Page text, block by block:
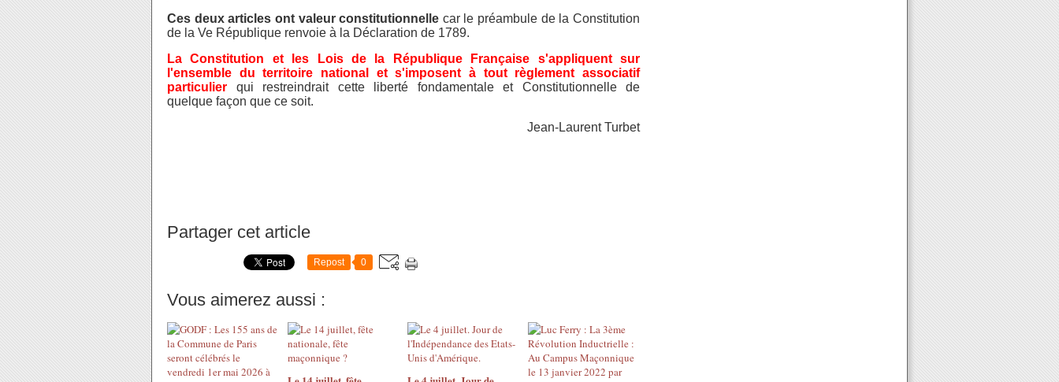
Ces deux articles ont valeur constitutionnelle car le préambule de la Constitution
de la Ve République renvoie à la Déclaration de 1789.
La Constitution et les Lois de la République Française s'appliquent sur
l'ensemble du territoire national et s'imposent à tout règlement associatif
particulier qui restreindrait cette liberté fondamentale et Constitutionnelle de
quelque façon que ce soit.
Jean-Laurent Turbet
Partager cet article
Repost 0
Vous aimerez aussi :